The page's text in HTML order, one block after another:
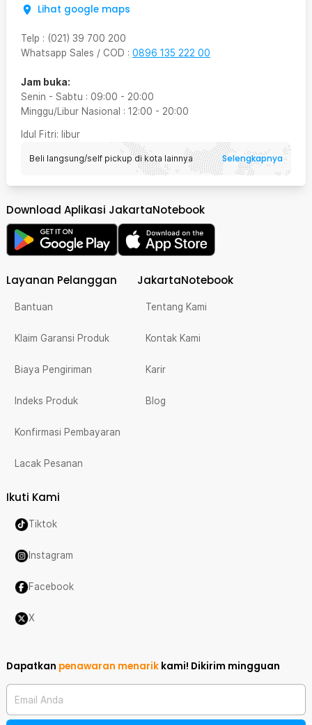
Lihat google maps
Telp : (021) 39 700 200
Whatsapp Sales / COD : 0896 135 222 00
Jam buka:
Senin - Sabtu : 09:00 - 20:00
Minggu/Libur Nasional : 12:00 - 20:00
Idul Fitri: libur
Beli langsung/self pickup di kota lainnya Selengkapnya
Download Aplikasi JakartaNotebook
Layanan Pelanggan
Bantuan
Klaim Garansi Produk
Biaya Pengiriman
Indeks Produk
Konfirmasi Pembayaran
Lacak Pesanan
JakartaNotebook
Tentang Kami
Kontak Kami
Karir
Blog
Ikuti Kami
Tiktok
Instagram
Facebook
X
Dapatkan penawaran menarik kami! Dikirim mingguan
Email Anda